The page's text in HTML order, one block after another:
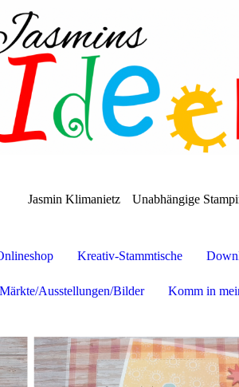
Jasmin Klimanietz Unabhängige
Kreativ-Stammtische
Märkte/Ausstellungen/Bilder Komm in